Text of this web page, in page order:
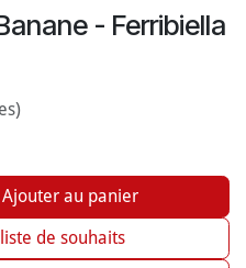
- Ferribiella
Ajouter au panier
de souhaits